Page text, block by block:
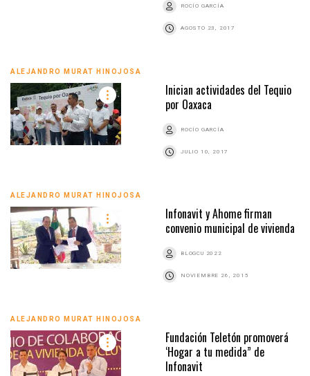
ROCÍO GARCÍA
AGOSTO 23, 2017
ALEJANDRO MURAT HINOJOSA
Inician actividades del Tequio
por Oaxaca
ROCÍO GARCÍA
JULIO 10, 2017
ALEJANDRO MURAT HINOJOSA
Infonavit y Ahome firman
convenio municipal de vivienda
BLOGCU 2022
NOVIEMBRE 26, 2015
ALEJANDRO MURAT HINOJOSA
Fundación Teletón promoverá
‘Hogar a tu medida” de
Infonavit